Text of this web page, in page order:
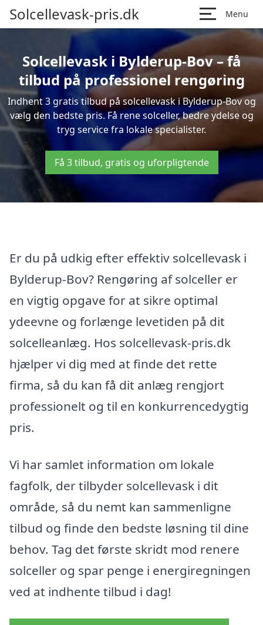
Solcellevask-pris.dk Menu
Solcellevask i Bylderup-Bov – få
tilbud på professionel rengøring
Indhent 3 gratis tilbud på solcellevask i Bylderup-Bov og
vælg den bedste pris. Få rene solceller, bedre ydelse og
tryg service fra lokale specialister.
Få 3 tilbud, gratis og uforpligtende
Er du på udkig efter effektiv solcellevask i
Bylderup-Bov? Rengøring af solceller er
en vigtig opgave for at sikre optimal
ydeevne og forlænge levetiden på dit
solcelleanlæg. Hos solcellevask-pris.dk
hjælper vi dig med at finde det rette
firma, så du kan få dit anlæg rengjort
professionelt og til en konkurrencedygtig
pris.
Vi har samlet information om lokale
fagfolk, der tilbyder solcellevask i dit
område, så du nemt kan sammenligne
tilbud og finde den bedste løsning til dine
behov. Tag det første skridt mod renere
solceller og spar penge i energiregningen
ved at indhente tilbud i dag!